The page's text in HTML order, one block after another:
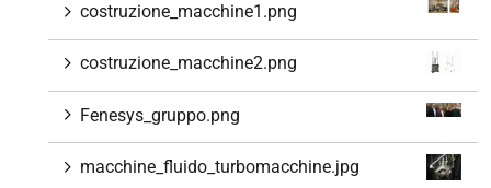
costruzione_macchine1.png
costruzione_macchine2.png
Fenesys_gruppo.png
macchine_fluido_turbomacchine.jpg